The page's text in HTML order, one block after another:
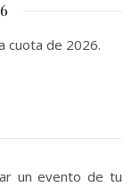
cuota de 2026.
un evento de tu